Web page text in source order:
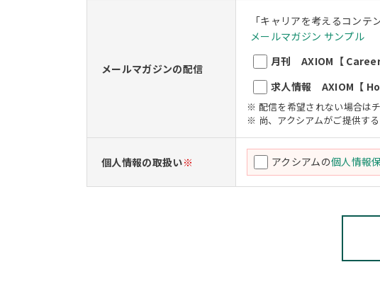
メールマガジンの配信
「キャリアを考えるコンテ
メールマガジン サンプル
月刊 AXIOM【 Career
求人情報 AXIOM【
※ 配信を希望されない場合は
※ 尚、アクシアムがご提供す
個人情報の取扱い※ アクシアムの個人情報